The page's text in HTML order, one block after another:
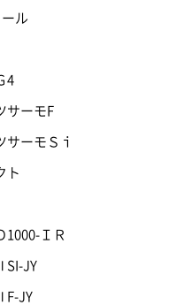
ル
4
サーモF
サーモＳｉ
ト
1000-ＩＲ
JY
JY